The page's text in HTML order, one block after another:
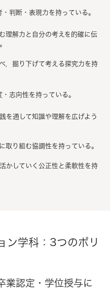
判断・表現力を持っている。
理解力と自分の考えを的確に伝
，掘り下げて考える探究力を持
志向性を持っている。
を通して知識や理解を広げよう
取り組む協調性を持っている。
かしていく公正性と柔軟性を持
ン学科：3つのポリ
業認定・学位授与に